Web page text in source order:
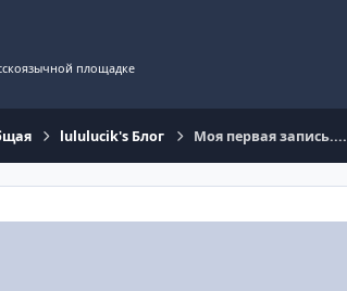
площадке
lululucik's Блог Моя первая запись....